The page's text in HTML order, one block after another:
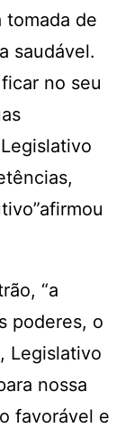
tomada de
saudável.
no seu
“a
poderes, o
Legislativo
nossa
favorável e